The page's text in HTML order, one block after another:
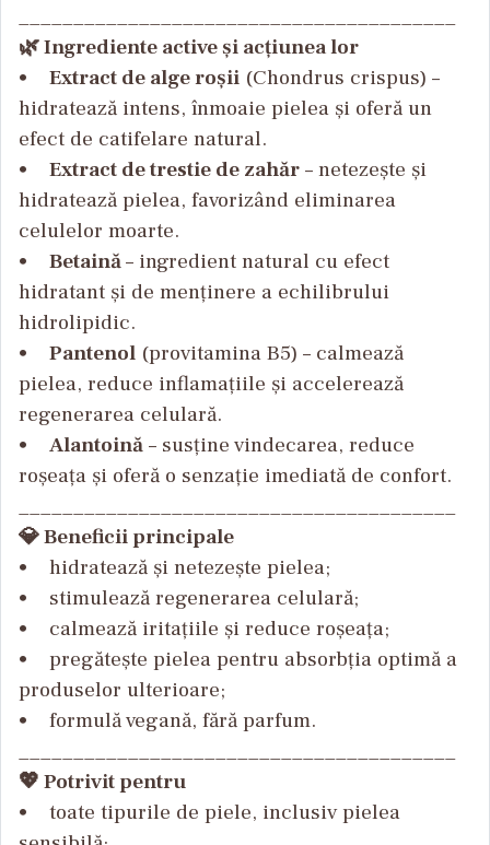
🌿 Ingrediente active și acțiunea lor
• Extract de alge roșii (Chondrus crispus) –
hidratează intens, înmoaie pielea și oferă un
efect de catifelare natural.
• Extract de trestie de zahăr – netezește și
hidratează pielea, favorizând eliminarea
celulelor moarte.
• Betaină– ingredient natural cu efect
hidratant și de menținere a echilibrului
hidrolipidic.
• Pantenol (provitamina B5) – calmează
pielea, reduce inflamațiile și accelerează
regenerarea celulară.
• Alantoină – susține vindecarea, reduce
roșeața și oferă o senzație imediată de confort.
💎 Beneficii principale
• hidratează și netezește pielea;
• stimulează regenerarea celulară;
• calmează iritațiile și reduce roșeața;
• pregătește pielea pentru absorbția optimă a
produselor ulterioare;
• formulă vegană, fără parfum.
💖 Potrivit pentru
• toate tipurile de piele, inclusiv pielea